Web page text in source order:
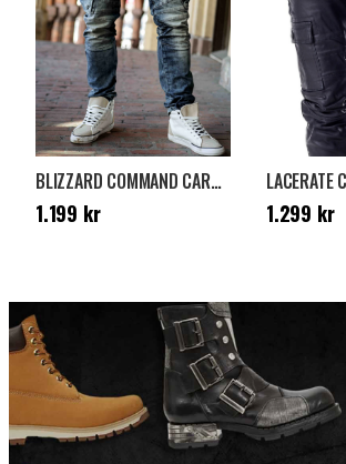
BLIZZARD COMMAND CARGO JEANS - WASHED BLUE
Pris:1.199 kr
1.199 kr
Pris:1.299 kr
1.299 kr